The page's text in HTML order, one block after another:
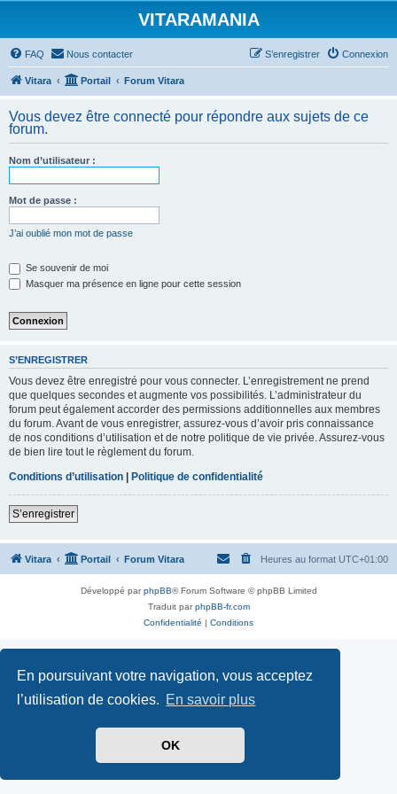
En poursuivant votre navigation, vous acceptez
l’utilisation de cookies. En savoir plus
OK
VITARAMANIA
FAQ Nous contacter Connexion
S’enregistrer
Vitara Portail Forum Vitara
Vous devez être connecté pour répondre aux sujets de ce
forum.
Nom d’utilisateur :
Mot de passe :
J’ai oublié mon mot de passe
Se souvenir de moi
Masquer ma présence en ligne pour cette session
S’ENREGISTRER
Vous devez être enregistré pour vous connecter. L’enregistrement ne prend
que quelques secondes et augmente vos possibilités. L’administrateur du
forum peut également accorder des permissions additionnelles aux membres
du forum. Avant de vous enregistrer, assurez-vous d’avoir pris connaissance
de nos conditions d’utilisation et de notre politique de vie privée. Assurez-vous
de bien lire tout le règlement du forum.
Conditions d’utilisation | Politique de confidentialité
S’enregistrer
Vitara Portail Forum Vitara Heures au format UTC+01:00
Développé parphpBB® Forum Software © phpBB Limited
Traduit parphpBB-fr.com
Confidentialité | Conditions